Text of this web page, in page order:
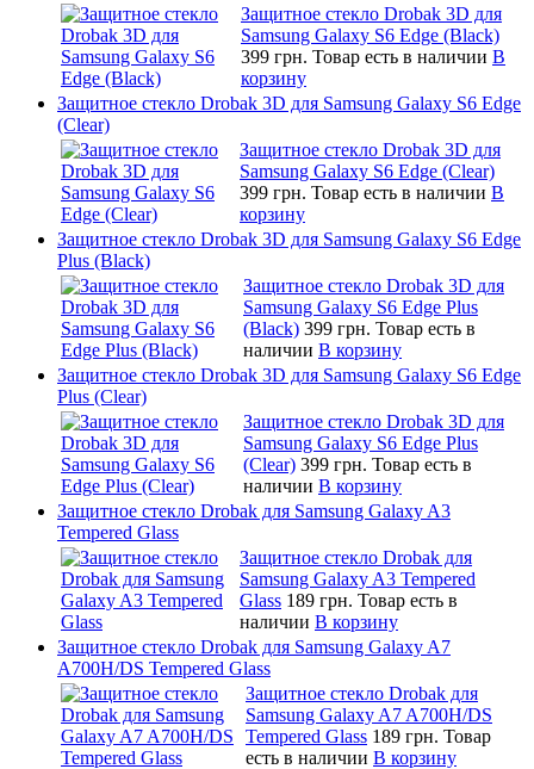
Защитное стекло Drobak 3D для
Samsung Galaxy S6 Edge (Black)
399 грн. Товар есть в наличии В
корзину
Защитное стекло Drobak 3D для Samsung Galaxy S6 Edge
(Clear)
Защитное стекло Drobak 3D для
Samsung Galaxy S6 Edge (Clear)
399 грн. Товар есть в наличии В
корзину
Защитное стекло Drobak 3D для Samsung Galaxy S6 Edge
Plus (Black)
Защитное стекло Drobak 3D для
Samsung Galaxy S6 Edge Plus
(Black) 399 грн. Товар есть в
наличии В корзину
Защитное стекло Drobak 3D для Samsung Galaxy S6 Edge
Plus (Clear)
Защитное стекло Drobak 3D для
Samsung Galaxy S6 Edge Plus
(Clear) 399 грн. Товар есть в
наличии В корзину
Защитное стекло Drobak для Samsung Galaxy A3
Tempered Glass
Защитное стекло Drobak для
Samsung Galaxy A3 Tempered
Glass 189 грн. Товар есть в
наличии В корзину
Защитное стекло Drobak для Samsung Galaxy A7
A700H/DS Tempered Glass
Защитное стекло Drobak для
Samsung Galaxy A7 A700H/DS
Tempered Glass 189 грн. Товар
есть в наличии В корзину